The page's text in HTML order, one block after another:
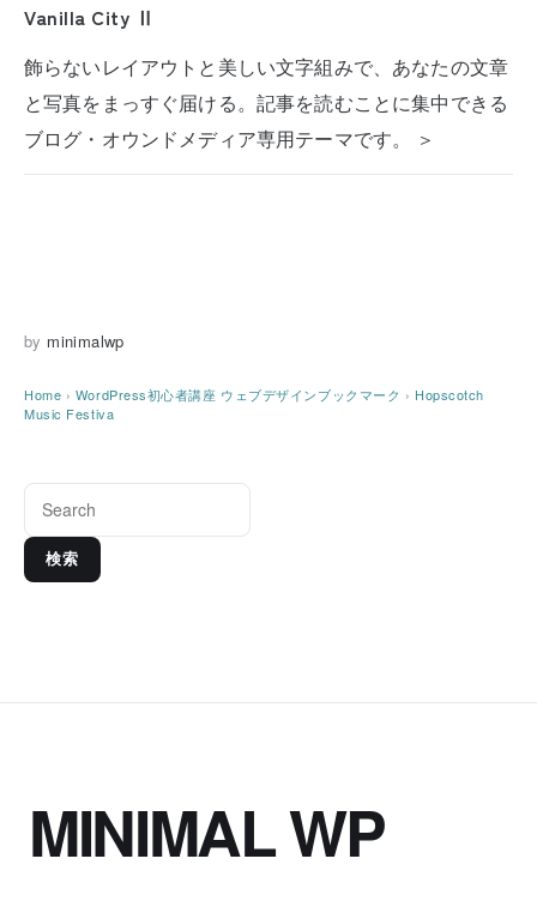
Vanilla City Ⅱ
飾らないレイアウトと美しい文字組みで、あなたの文章
と写真をまっすぐ届ける。記事を読むことに集中できる
ブログ・オウンドメディア専用テーマです。 ＞
by minimalwp
Home › WordPress初心者講座 ウェブデザインブックマーク › Hopscotch
Music Festiva
検索
MINIMAL WP